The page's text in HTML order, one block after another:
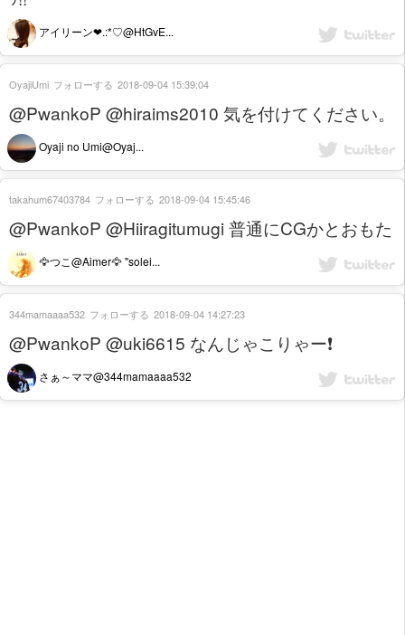
アイリーン❤︎.:*♡@HtGvE...
@PwankoP @hiraims2010 気を付けてください。
Oyaji no Umi@Oyaj...
OyajiUmi フォローする 2018-09-04 15:39:04
@PwankoP @Hiiragitumugi 普通にCGかとおもた
🦅つこ@Aimer🦅 "solei...
takahum67403784 フォローする 2018-09-04 15:45:46
@PwankoP @uki6615 なんじゃこりゃー❗
さぁ～ママ@344mamaaaa532
344mamaaaa532 フォローする 2018-09-04 14:27:23